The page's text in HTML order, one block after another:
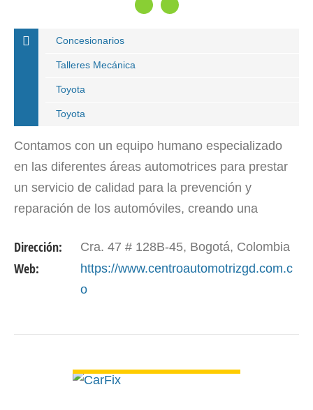
Concesionarios
Talleres Mecánica
Toyota
Toyota
Contamos con un equipo humano especializado
en las diferentes áreas automotrices para prestar
un servicio de calidad para la prevención y
reparación de los automóviles, creando una
Dirección: Cra. 47 # 128B-45, Bogotá, Colombia
Web:
https://www.centroautomotrizgd.com.c
o